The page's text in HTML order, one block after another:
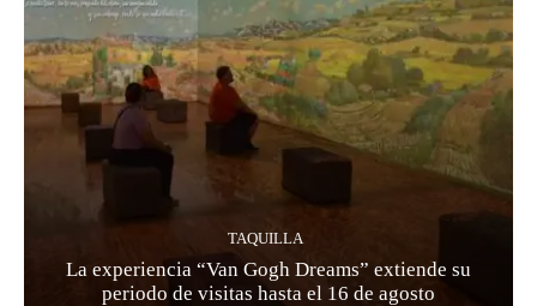
TAQUILLA
La experiencia “Van Gogh Dreams” extiende su
periodo de visitas hasta el 16 de agosto